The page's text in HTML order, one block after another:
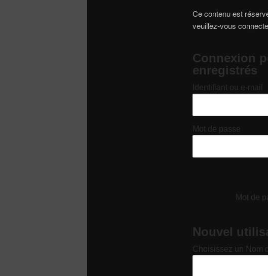
Ce contenu est
veuillez-vous
Connexion
enregistrés
Identifiant ou e-mail
Mot de passe
Mot de
Nouvel
Choisissez un Nom